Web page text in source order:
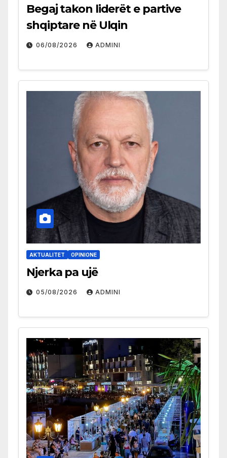
Begaj takon liderët e partive
shqiptare në Ulqin
06/08/2026 ADMINI
AKTUALITET OPINIONE
Njerka pa ujë
05/08/2026 ADMINI